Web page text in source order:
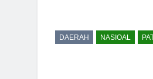
DAERAH NASIOAL